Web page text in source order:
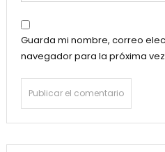
Guarda mi nombre, correo
navegador para la próxima